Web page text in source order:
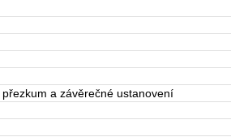
a závěrečné ustanovení